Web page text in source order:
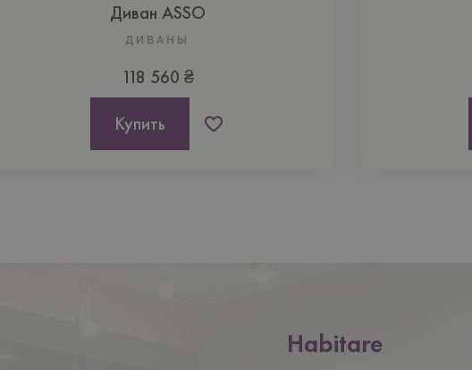
Диван ASSO
ДИВАНЫ
118 560 ₴
Купить
Нижній
Habitare